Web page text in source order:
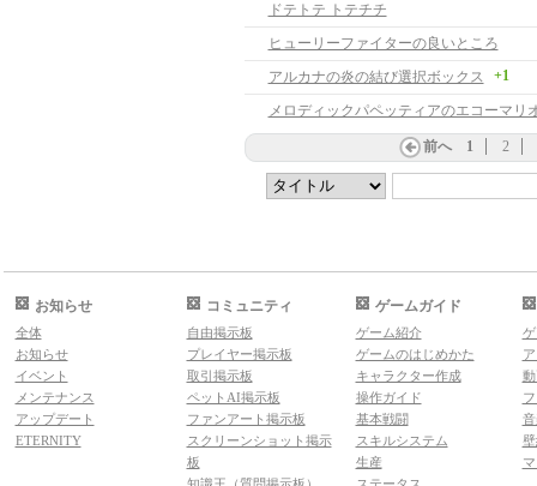
ドテトテ トテチチ
ヒューリーファイターの良いところ
アルカナの炎の結び選択ボックス
+1
前へ 1 2
お知らせ
全体
お知らせ
イベント
メンテナンス
アップデート
ETERNITY
コミュニティ
自由掲示板
プレイヤー掲示板
取引掲示板
ペットAI掲示板
ファンアート掲示板
スクリーンショット掲示
板
ゲームガイド
ゲーム紹介
ゲームのはじめかた
キャラクター作成
操作ガイド
基本戦闘
スキルシステム
生産